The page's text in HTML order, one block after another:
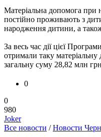
Матеріальна допомога при
постійно проживають з
народження дитини, а також
За весь час дії цієї
отримали таку
загальну суму 28,82 млн
0
0
980
Joker
Все новости /Новости